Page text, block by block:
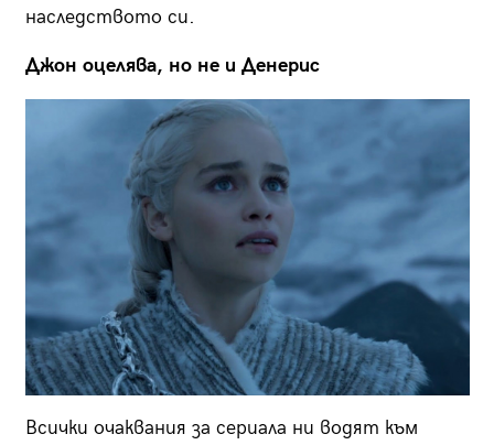
наследството си.
Джон оцелява, но не и Денерис
Всички очаквания за сериала ни водят към